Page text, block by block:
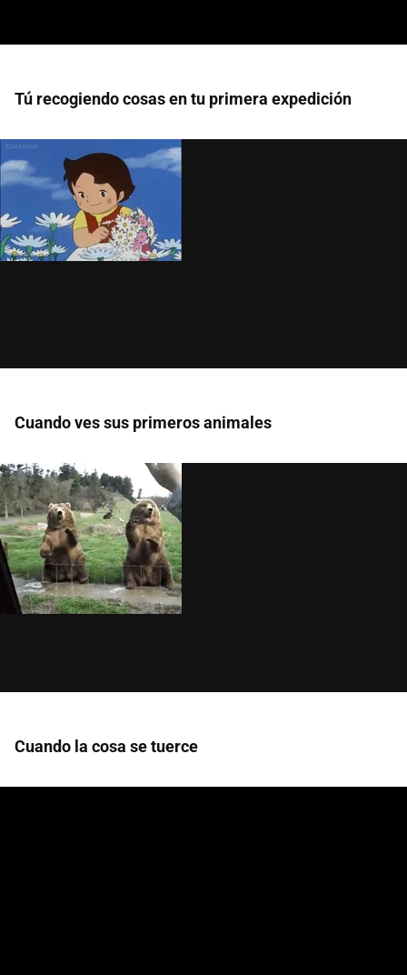
Tú recogiendo cosas en tu primera expedición
Cuando ves sus primeros animales
Cuando la cosa se tuerce